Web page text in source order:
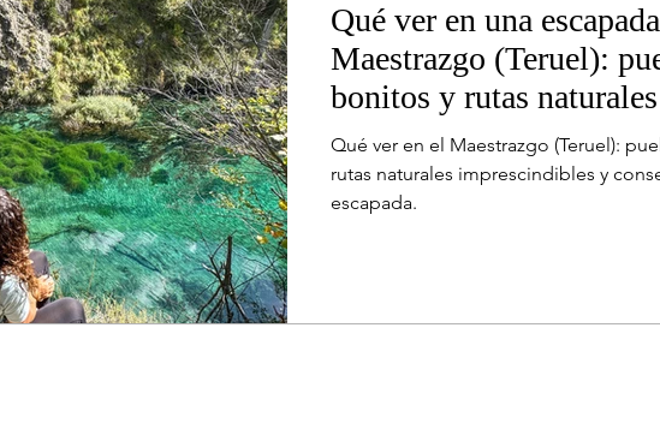
Qué ver en una
Maestrazgo (Teruel):
bonitos y rutas naturales
Qué ver en el Maestrazgo (Teruel):
rutas naturales imprescindibles y
escapada.